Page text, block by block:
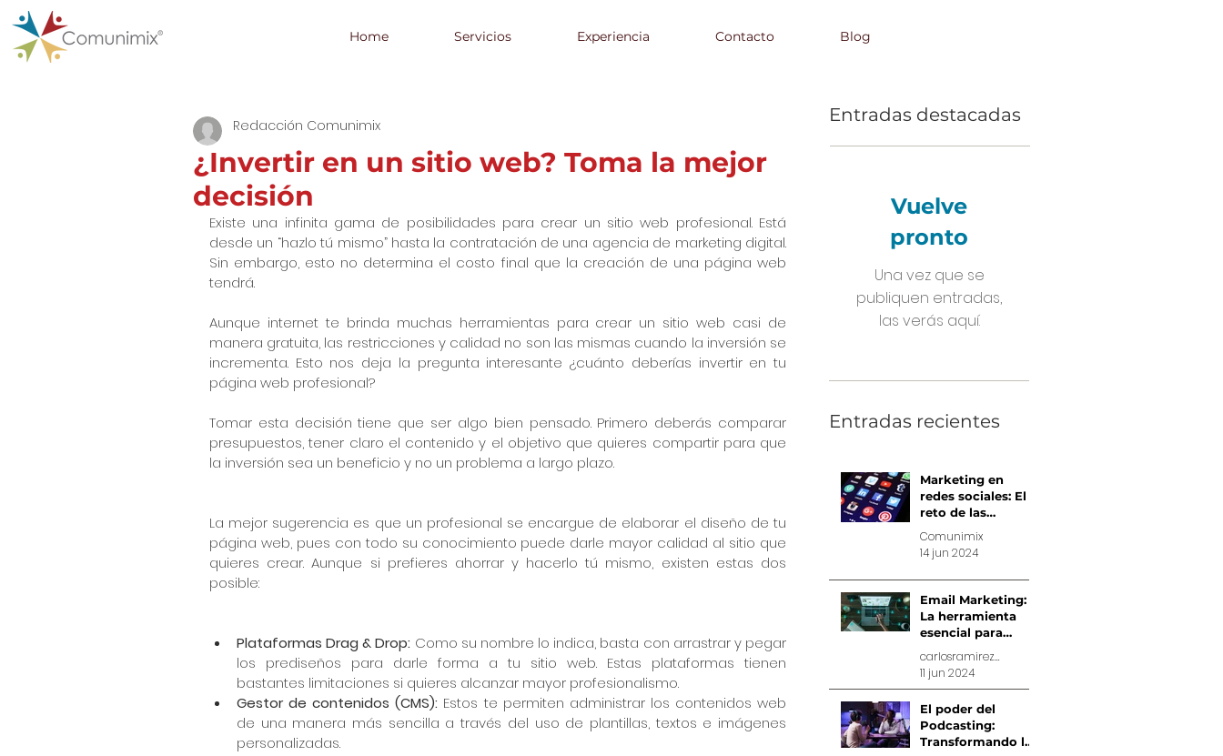
Home Servicios Experiencia Contacto Blog
¿Invertir en un sitio web? Toma la mejor
decisión
Redacción Comunimix
Existe una infinita gama de posibilidades para crear un sitio web profesional. Está
desde un “hazlo tú mismo” hasta la contratación de una agencia de marketing digital.
Sin embargo, esto no determina el costo final que la creación de una página web
tendrá.
Aunque internet te brinda muchas herramientas para crear un sitio web casi de
manera gratuita, las restricciones y calidad no son las mismas cuando la inversión se
incrementa. Esto nos deja la pregunta interesante ¿cuánto deberías invertir en tu
página web profesional?
Tomar esta decisión tiene que ser algo bien pensado. Primero deberás comparar
presupuestos, tener claro el contenido y el objetivo que quieres compartir para que
la inversión sea un beneficio y no un problema a largo plazo.
La mejor sugerencia es que un profesional se encargue de elaborar el diseño de tu
página web, pues con todo su conocimiento puede darle mayor calidad al sitio que
quieres crear. Aunque si prefieres ahorrar y hacerlo tú mismo, existen estas dos
posible:
Plataformas Drag & Drop: Como su nombre lo indica, basta con arrastrar y pegar
los prediseños para darle forma a tu sitio web. Estas plataformas tienen
bastantes limitaciones si quieres alcanzar mayor profesionalismo.
Gestor de contenidos (CMS): Estos te permiten administrar los contenidos web
de una manera más sencilla a través del uso de plantillas, textos e imágenes
personalizadas.
Entradas destacadas
Vuelve
pronto
Una vez que se
publiquen entradas,
las verás aquí.
Entradas recientes
Marketing en
redes sociales: El
reto de las
día
Comunimix
14 jun 2024
Email Marketing:
La herramienta
esencial para
convertir
carlosramirez1233
11 jun 2024
El poder del
Podcasting:
Transformando la